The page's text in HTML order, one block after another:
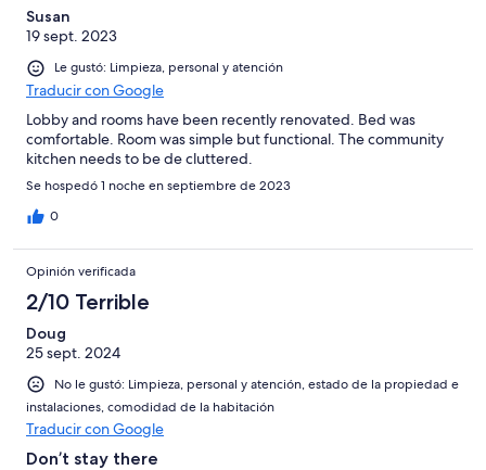
Susan
19 sept. 2023
Le gustó: Limpieza, personal y atención
Traducir con Google
Lobby and rooms have been recently renovated. Bed was
comfortable. Room was simple but functional. The community
kitchen needs to be de cluttered.
Se hospedó 1 noche en septiembre de 2023
0
Opinión verificada
2/10 Terrible
Doug
25 sept. 2024
No le gustó: Limpieza, personal y atención, estado de la propiedad e
instalaciones, comodidad de la habitación
Traducir con Google
Don’t stay there